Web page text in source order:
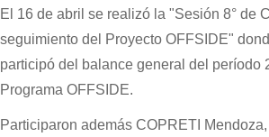
El 16 de abril se realizó la "Sesión 8° de
seguimiento del Proyecto OFFSIDE"
participó del balance general del período
Programa OFFSIDE.
Participaron además COPRETI